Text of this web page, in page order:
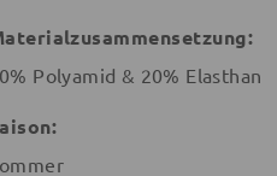
Polyamid & 20% Elasthan